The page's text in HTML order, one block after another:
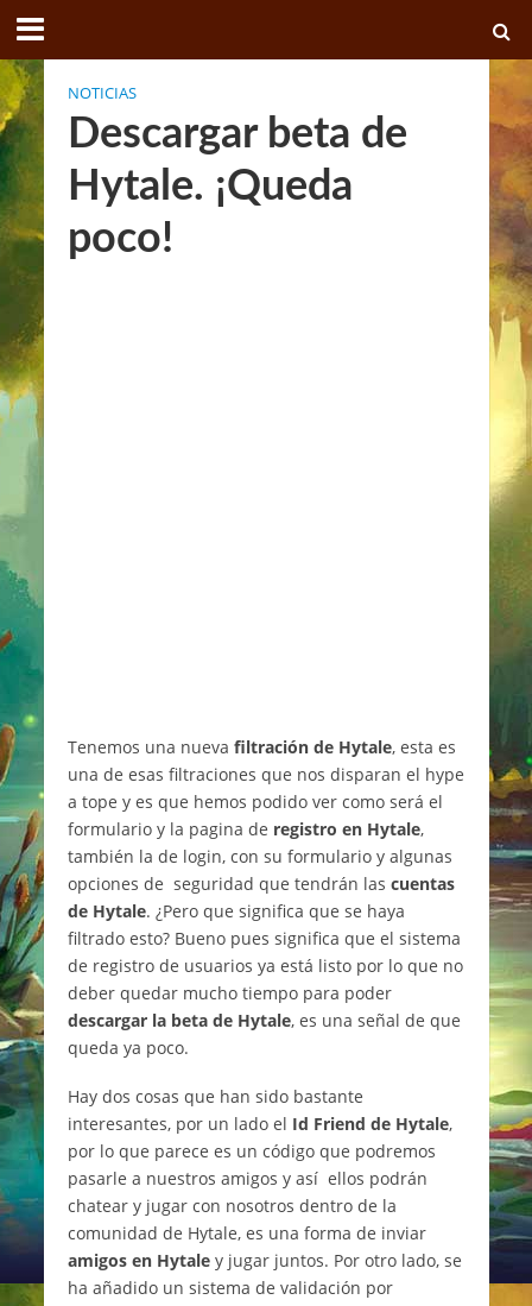
NOTICIAS
Descargar beta de
Hytale. ¡Queda
poco!
Tenemos una nueva filtración de Hytale, esta es
una de esas filtraciones que nos disparan el hype
a tope y es que hemos podido ver como será el
formulario y la pagina de registro en Hytale,
también la de login, con su formulario y algunas
opciones de seguridad que tendrán las cuentas
de Hytale. ¿Pero que significa que se haya
filtrado esto? Bueno pues significa que el sistema
de registro de usuarios ya está listo por lo que no
deber quedar mucho tiempo para poder
descargar la beta de Hytale, es una señal de que
queda ya poco.
Hay dos cosas que han sido bastante
interesantes, por un lado el Id Friend de Hytale,
por lo que parece es un código que podremos
pasarle a nuestros amigos y así ellos podrán
chatear y jugar con nosotros dentro de la
comunidad de Hytale, es una forma de inviar
amigos en Hytaley jugar juntos. Por otro lado, se
ha añadido un sistema de validación por